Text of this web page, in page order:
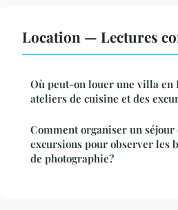
Location — Lectures
Où peut-on louer une villa en
ateliers de cuisine et des
Comment organiser un séjour
excursions pour observer les
de photographie?